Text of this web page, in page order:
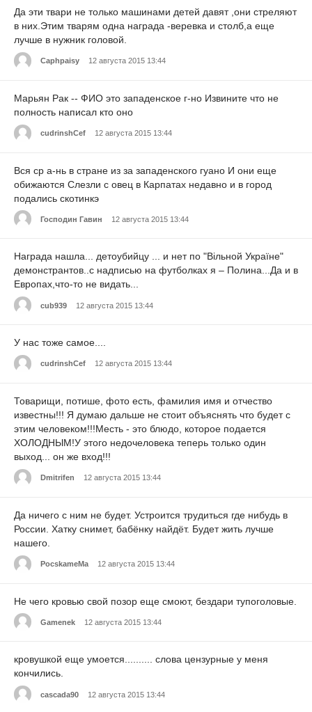
Да эти твари не только машинами детей давят ,они стреляют
в них.Этим тварям одна награда -веревка и столб,а еще
лучше в нужник головой.
Caphpaisy 12 августа 2015 13:44
Марьян Рак -- ФИО это западенское г-но Извините что не
полность написал кто оно
cudrinshCef 12 августа 2015 13:44
Вся ср а-нь в стране из за западенского гуано И они еще
обижаются Слезли с овец в Карпатах недавно и в город
подались скотинкэ
Господин Гавин 12 августа 2015 13:44
Награда нашла... детоубийцу ... и нет по "Вільной Україне"
демонстрантов..с надписью на футболках я – Полина...Да и в
Европах,что-то не видать...
cub939 12 августа 2015 13:44
У нас тоже самое....
cudrinshCef 12 августа 2015 13:44
Товарищи, потише, фото есть, фамилия имя и отчество
известны!!! Я думаю дальше не стоит объяснять что будет с
этим человеком!!!Месть - это блюдо, которое подается
ХОЛОДНЫМ!У этого недочеловека теперь только один
выход... он же вход!!!
Dmitrifen 12 августа 2015 13:44
Да ничего с ним не будет. Устроится трудиться где нибудь в
России. Хатку снимет, бабёнку найдёт. Будет жить лучше
нашего.
PocskameMa 12 августа 2015 13:44
Не чего кровью свой позор еще смоют, бездари тупоголовые.
Gamenek 12 августа 2015 13:44
кровушкой еще умоется.......... слова цензурные у меня
кончились.
cascada90 12 августа 2015 13:44